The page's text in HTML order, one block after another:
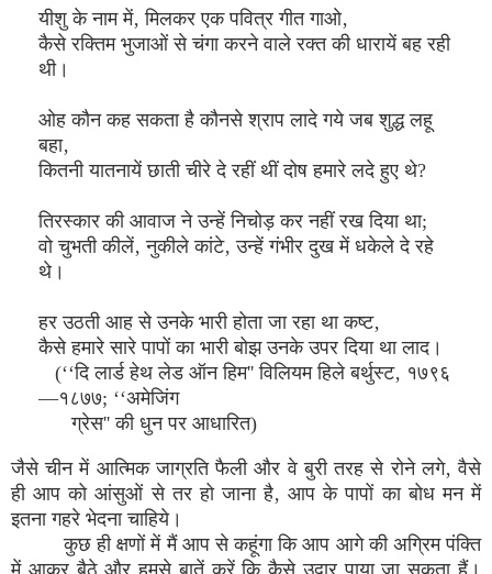
यीशु के नाम में‚ मिलकर एक पवित्र गीत गाओ‚
कैसे रक्तिम भुजाओं से चंगा करने वाले रक्त की धारायें बह रही
थी।
ओह कौन कह सकता है कौनसे श्राप लादे गये जब शुद्ध लहू
बहा‚
कितनी यातनायें छाती चीरे दे रहीं थीं दोष हमारे लदे हुए थे?
तिरस्कार की आवाज ने उन्हें निचोड़ कर नहीं रख दिया था;
वो चुभती कीलें‚ नुकीले कांटे‚ उन्हें गंभीर दुख में धकेले दे रहे
थे।
हर उठती आह से उनके भारी होता जा रहा था कष्ट‚
कैसे हमारे सारे पापों का भारी बोझ उनके उपर दिया था लाद।
(‘‘दि लार्ड हेथ लेड ऑन हिम'' विलियम हिले बर्थुस्ट‚ १७९६
—१८७७; ‘‘अमेजिंग
ग्रेस'' की धुन पर आधारित)
जैसे चीन में आत्मिक जाग्रति फैली और वे बुरी तरह से रोने लगे‚ वैसे
ही आप को आंसुओं से तर हो जाना है‚ आप के पापों का बोध मन में
इतना गहरे भेदना चाहिये।
कुछ ही क्षणों में मैं आप से कहूंगा कि आप आगे की अग्रिम पंक्ति
में आकर बैठे और हमसे बातें करें कि कैसे उद्वार पाया जा सकता हैं।